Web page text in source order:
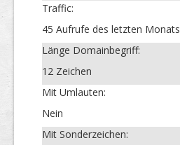
Traffic:
45 Aufrufe des letzten Monats
Länge Domainbegriff:
12 Zeichen
Mit Umlauten:
Nein
Mit Sonderzeichen: